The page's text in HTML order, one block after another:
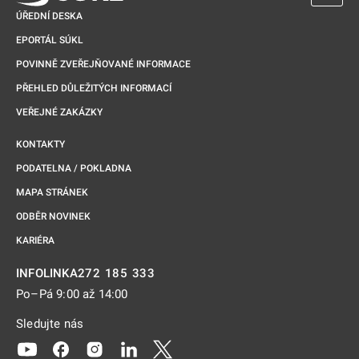
ÚŘEDNÍ DESKA
EPORTÁL SÚKL
POVINNĚ ZVEŘEJŇOVANÉ INFORMACE
PŘEHLED DŮLEŽITÝCH INFORMACÍ
VEŘEJNÉ ZAKÁZKY
KONTAKTY
PODATELNA / POKLADNA
MAPA STRÁNEK
ODBĚR NOVINEK
KARIÉRA
INFOLINKA272 185 333
Po–Pá 9:00 až 14:00
Sledujte nás
Odkaz se otevře na nové kartě
Odkaz se otevře na nové kartě
Odkaz se otevře na nové kartě
Odkaz se otevře na nové kartě